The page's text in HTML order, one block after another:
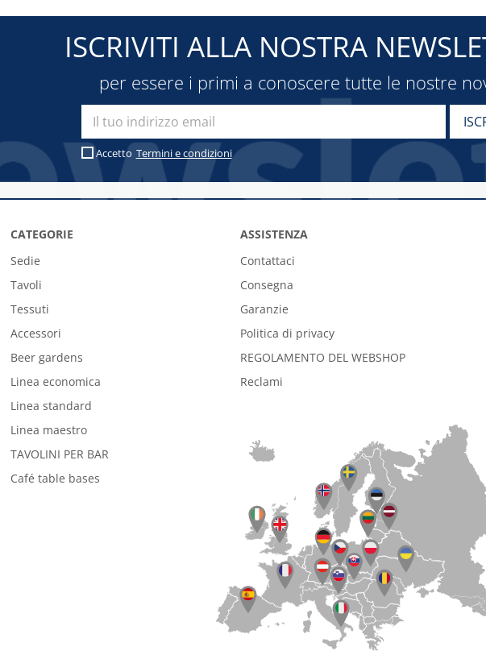
ISCRIVITI ALLA NOSTRA
per essere i primi a conoscere tutte le nostre
Accetto Termini e condizioni
CATEGORIE
Sedie
Tavoli
Tessuti
Accessori
Beer gardens
Linea economica
Linea standard
Linea maestro
TAVOLINI PER BAR
Café table bases
ASSISTENZA
Contattaci
Consegna
Garanzie
Politica di privacy
REGOLAMENTO DEL WEBSHOP
Reclami